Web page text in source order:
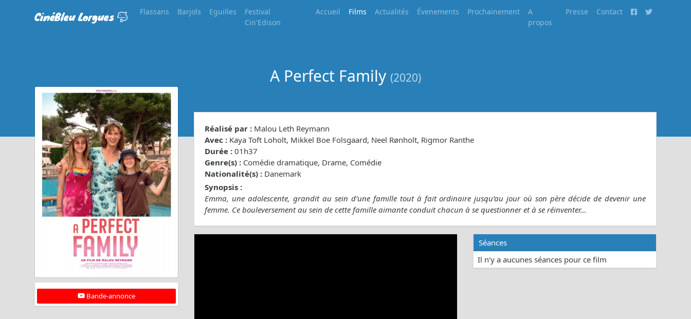
CinéBleu Lorgues Flassans Barjols Eguilles
Festival
Cin'Edison
Accueil Films Actualités Évenements Prochainement
A
propos
Presse Contact
A Perfect Family (2020)
Bande-annonce
Réalisé par : Malou Leth Reymann
Avec : Kaya Toft Loholt, Mikkel Boe Folsgaard, Neel Rønholt, Rigmor Ranthe
Durée : 01h37
Genre(s) : Comédie dramatique, Drame, Comédie
Nationalité(s) : Danemark
Synopsis :
Emma, une adolescente, grandit au sein d’une famille tout à fait ordinaire jusqu’au jour où son père décide de devenir une
femme. Ce bouleversement au sein de cette famille aimante conduit chacun à se questionner et à se réinventer…
Séances
Il n'y a aucunes séances pour ce film